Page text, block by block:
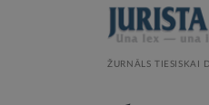
ŽURNĀLS TIESISKAI